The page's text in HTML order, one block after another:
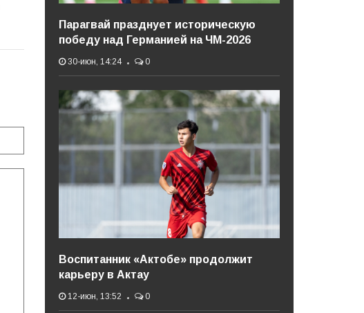
Парагвай празднует историческую
победу над Германией на ЧМ-2026
30-июн, 14:24 0
Воспитанник «Актобе» продолжит
карьеру в Актау
12-июн, 13:52 0